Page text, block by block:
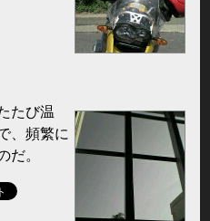
たび温
、頻繁に
だ。